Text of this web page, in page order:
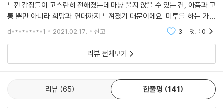
느낀 감정들이 고스란히 전해졌는데 마냥 울지 않을 수 있는 건, 아픔과 고
통 뿐만 아니라 희망과 연대까지 느껴졌기 때문이에요. 미투를 하는 가장
큰 이유중 하나가 피해자가 나 하나일때는 개인의 일로 두고 참는데 또 다
d*********1 2021.02.17. 신고 3 댓글0
리뷰 전체보기
리뷰 65 한줄평 141